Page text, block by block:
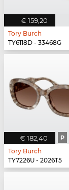
€ 159,20
Tory Burch
TY6118D - 33468G
€ 182,40 P
Tory Burch
TY7226U - 2026T5